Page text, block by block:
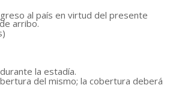
al país en virtud del presente
arribo.
la estadía.
del mismo; la cobertura deberá